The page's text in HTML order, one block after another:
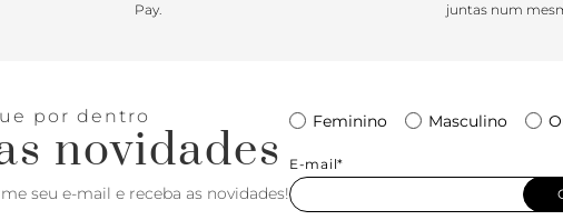
Pay.
juntas num
por dentro
novidades
seu e-mail e receba as novidades!
Feminino Masculino
E-mail*